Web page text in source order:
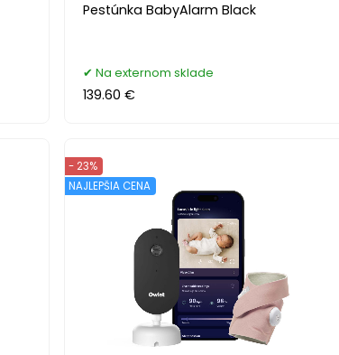
Pestúnka BabyAlarm Black
Na externom sklade
139.60 €
- 23%
NAJLEPŠIA CENA